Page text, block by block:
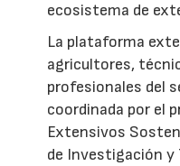
ecosistema de
La plataforma
agricultores,
profesionales del
coordinada por el
Extensivos
de Investigación y